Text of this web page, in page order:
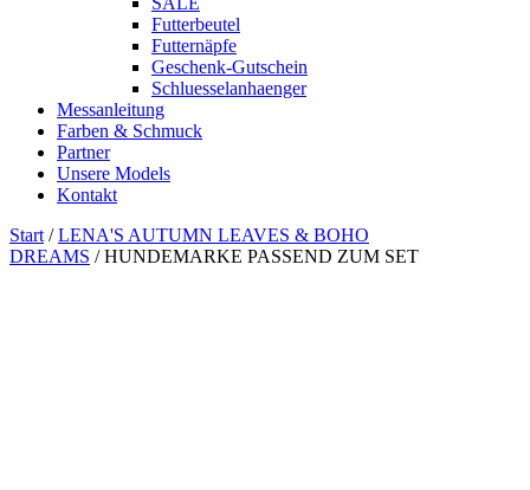
Futterbeutel
Futternäpfe
Geschenk-Gutschein
Schluesselanhaenger
Messanleitung
Farben & Schmuck
Partner
Unsere Models
Kontakt
Start /LENA'S AUTUMN LEAVES & BOHO
DREAMS / HUNDEMARKE PASSEND ZUM SET